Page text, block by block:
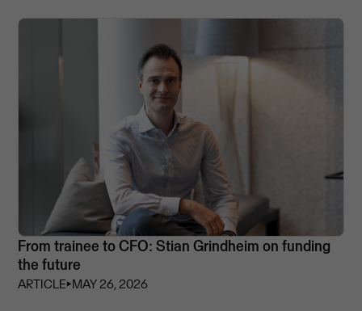
From trainee to CFO: Stian Grindheim on funding
the future
ARTICLE⏵MAY 26, 2026